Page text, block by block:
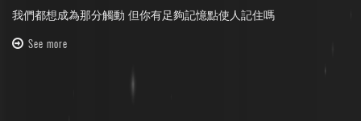
我們都想成為那分觸動 但你有足夠記憶點使人記住嗎
See more